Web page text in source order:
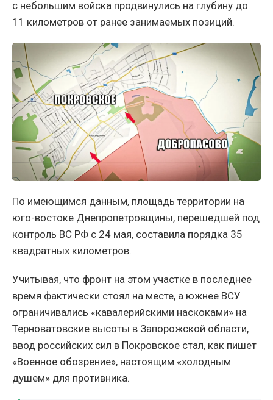
с небольшим войска продвинулись на глубину до
11 километров от ранее занимаемых позиций.
По имеющимся данным, площадь территории на
юго-востоке Днепропетровщины, перешедшей под
контроль ВС РФ с 24 мая, составила порядка 35
квадратных километров.
Учитывая, что фронт на этом участке в последнее
время фактически стоял на месте, а южнее ВСУ
ограничивались «кавалерийскими наскоками» на
Терноватовские высоты в Запорожской области,
ввод российских сил в Покровское стал, как пишет
«Военное обозрение», настоящим «холодным
душем» для противника.